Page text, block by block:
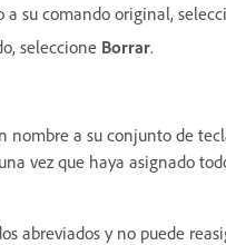
su comando original,
seleccione Borrar.
nombre a su conjunto de
vez que haya asignado
abreviados y no puede